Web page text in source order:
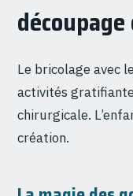
Le bricolage avec
activités
chirurgicale.
création.